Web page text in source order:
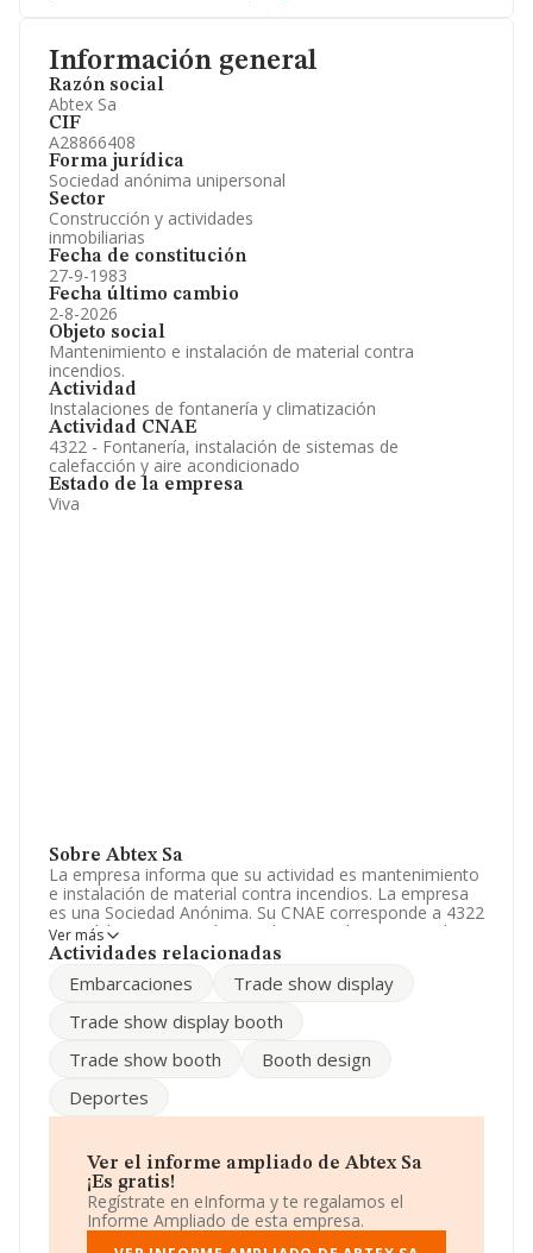
Información general
Razón social
Abtex Sa
CIF
A28866408
Forma jurídica
Sociedad anónima unipersonal
Sector
Construcción y actividades
inmobiliarias
Fecha de constitución
27-9-1983
Fecha último cambio
2-8-2026
Objeto social
Mantenimiento e instalación de material contra
incendios.
Actividad
Instalaciones de fontanería y climatización
Actividad CNAE
4322 - Fontanería, instalación de sistemas de
calefacción y aire acondicionado
Estado de la empresa
Viva
Sobre Abtex Sa
La empresa informa que su actividad es mantenimiento
e instalación de material contra incendios. La empresa
es una Sociedad Anónima. Su CNAE corresponde a 4322
con código 'Fontanería, instalaciones de sistemas de
calefacción y aire acondicionado'. La compañía no tiene
existentes en la base de datos de INFORMA, el número
sector.
Dentro del ranking de empresas elaborado por
INFORMA, atendiendo a los niveles de facturación de la
puestos en 2025 a nivel sectorial, pasando del 1.338 al
1.302 puesto. Se encuentran mejor posicionadas las
siguientes empresas del sector:Brumax Group S.L
Servitega S.L; algunas de las empresas que están por
debajo en el ranking de sectores sonSosclitec S.Ly
Ver más
Actividades relacionadas
Embarcaciones
Trade show display
Trade show display booth
Trade show booth
Booth design
Deportes
Ver el informe ampliado de Abtex Sa
¡Es gratis!
Regístrate en eInforma y te regalamos el
Informe Ampliado de esta empresa.